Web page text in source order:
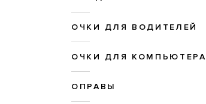
ОЧКИ ДЛЯ ВОДИТЕЛЕЙ
ОЧКИ ДЛЯ КОМПЬЮТЕРА
ОПРАВЫ